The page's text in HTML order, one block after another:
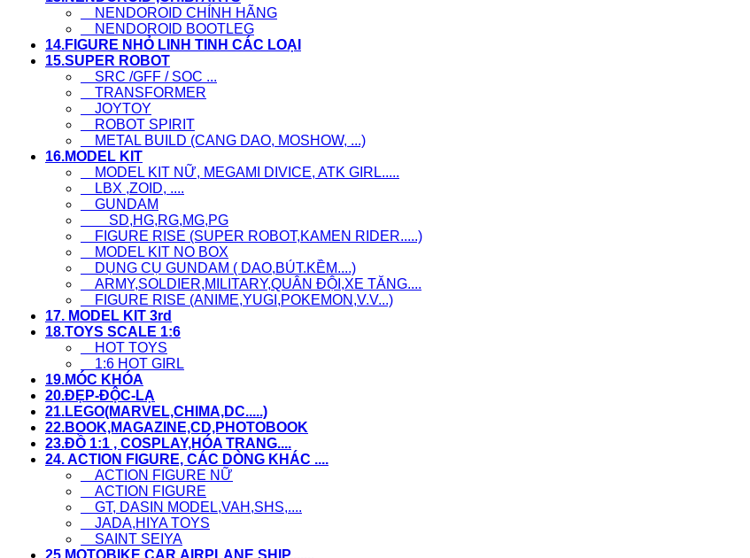
NENDOROID CHÍNH HÃNG
NENDOROID BOOTLEG
14.FIGURE NHỎ LINH TINH CÁC LOẠI
15.SUPER ROBOT
SRC /GFF / SOC ...
TRANSFORMER
JOYTOY
ROBOT SPIRIT
METAL BUILD (CANG DAO, MOSHOW, ...)
16.MODEL KIT
MODEL KIT NỮ, MEGAMI DIVICE, ATK GIRL.....
LBX ,ZOID, ....
GUNDAM
SD,HG,RG,MG,PG
FIGURE RISE (SUPER ROBOT,KAMEN RIDER.....)
MODEL KIT NO BOX
DỤNG CỤ GUNDAM ( DAO,BÚT.KỀM....)
ARMY,SOLDIER,MILITARY,QUÂN ĐỘI,XE TĂNG....
FIGURE RISE (ANIME,YUGI,POKEMON,V.V...)
17. MODEL KIT 3rd
18.TOYS SCALE 1:6
HOT TOYS
1:6 HOT GIRL
19.MÓC KHÓA
20.ĐẸP-ĐỘC-LẠ
21.LEGO(MARVEL,CHIMA,DC.....)
22.BOOK,MAGAZINE,CD,PHOTOBOOK
23.ĐỒ 1:1 , COSPLAY,HÓA TRANG....
24. ACTION FIGURE, CÁC DÒNG KHÁC ....
ACTION FIGURE NỮ
ACTION FIGURE
GT, DASIN MODEL,VAH,SHS,....
JADA,HIYA TOYS
SAINT SEIYA